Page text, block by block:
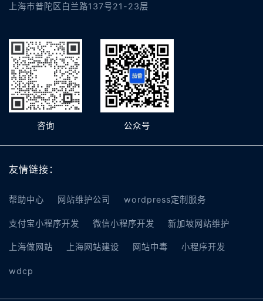
上海市普陀区白兰路137号21-23层
咨询 公众号
友情链接：
帮助中心 网站维护公司 wordpress定制服务
支付宝小程序开发 微信小程序开发 新加坡网站维护
上海做网站 上海网站建设 网站中毒 小程序开发
wdcp